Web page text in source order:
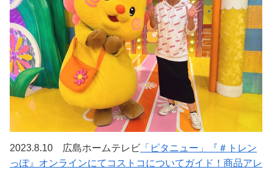
2023.8.10 広島ホームテレビ 「ピタニュー」『＃トレン
っぽ』オンラインにてコストコについてガイド！商品アレ